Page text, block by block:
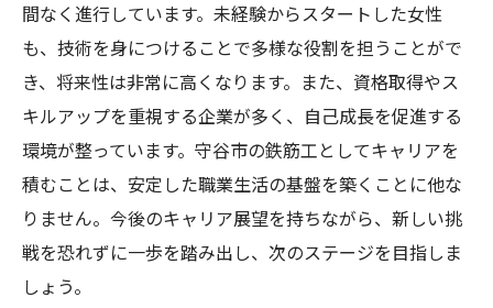
間なく進行しています。未経験からスタートした女性
も、技術を身につけることで多様な役割を担うことがで
き、将来性は非常に高くなります。また、資格取得やス
キルアップを重視する企業が多く、自己成長を促進する
環境が整っています。守谷市の鉄筋工としてキャリアを
積むことは、安定した職業生活の基盤を築くことに他な
りません。今後のキャリア展望を持ちながら、新しい挑
戦を恐れずに一歩を踏み出し、次のステージを目指しま
しょう。